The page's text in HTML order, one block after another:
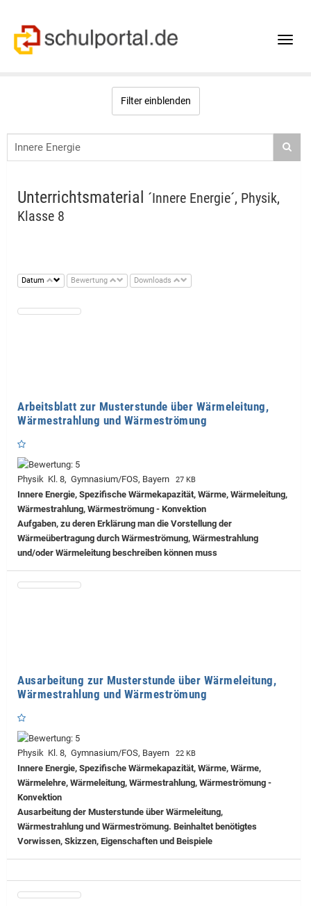
Toggle
Filter einblenden
Unterrichtsmaterial ´Innere Energie´, Physik,
Klasse 8
Datum Bewertung Downloads
Arbeitsblatt zur Musterstunde über Wärmeleitung,
Wärmestrahlung und Wärmeströmung
Physik Kl. 8, Gymnasium/FOS, Bayern 27 KB
Innere Energie, Spezifische Wärmekapazität, Wärme, Wärmeleitung,
Wärmestrahlung, Wärmeströmung - Konvektion
Aufgaben, zu deren Erklärung man die Vorstellung der
Wärmeübertragung durch Wärmeströmung, Wärmestrahlung
und/oder Wärmeleitung beschreiben können muss
Ausarbeitung zur Musterstunde über Wärmeleitung,
Wärmestrahlung und Wärmeströmung
Physik Kl. 8, Gymnasium/FOS, Bayern 22 KB
Innere Energie, Spezifische Wärmekapazität, Wärme, Wärme,
Wärmelehre, Wärmeleitung, Wärmestrahlung, Wärmeströmung -
Konvektion
Ausarbeitung der Musterstunde über Wärmeleitung,
Wärmestrahlung und Wärmeströmung. Beinhaltet benötigtes
Vorwissen, Skizzen, Eigenschaften und Beispiele